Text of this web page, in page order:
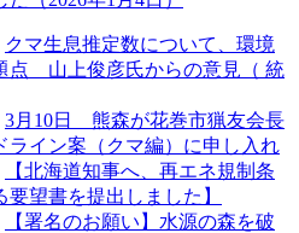
クマ生息推定数について、環境
点 山上俊彦氏からの意見（ 統
3月10日 熊森が花巻市猟友会長
ライン案（クマ編）に申し入れ
【北海道知事へ、再エネ規制条
望書を提出しました】
【署名のお願い】水源の森を破